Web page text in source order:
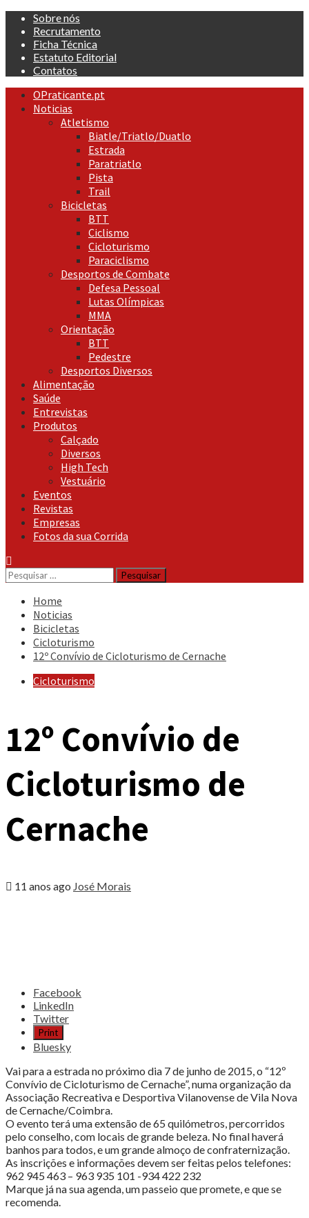
Skip
content
Sobre nós
Recrutamento
Ficha Técnica
Estatuto Editorial
Contatos
Primary
Menu
OPraticante.pt
Noticias
Atletismo
Biatle/Triatlo/Duatlo
Estrada
Paratriatlo
Pista
Trail
Bicicletas
BTT
Ciclismo
Cicloturismo
Paraciclismo
Desportos de Combate
Defesa Pessoal
Lutas Olímpicas
MMA
Orientação
BTT
Pedestre
Desportos Diversos
Alimentação
Saúde
Entrevistas
Produtos
Calçado
Diversos
High Tech
Vestuário
Eventos
Revistas
Empresas
Fotos da sua Corrida
Pesquisar
por:
Home
Noticias
Bicicletas
Cicloturismo
12º Convívio de Cicloturismo de Cernache
Cicloturismo
12º Convívio de
Cicloturismo de
Cernache
11 anos ago José Morais
Cicloturismo
Cernache"
Facebook
LinkedIn
Twitter
Print
Bluesky
Vai para a estrada no próximo dia 7 de junho de 2015, o “12º
Convívio de Cicloturismo de Cernache”, numa organização da
Associação Recreativa e Desportiva Vilanovense de Vila Nova
de Cernache/Coimbra.
O evento terá uma extensão de 65 quilómetros, percorridos
pelo conselho, com locais de grande beleza. No final haverá
banhos para todos, e um grande almoço de confraternização.
As inscrições e informações devem ser feitas pelos telefones:
962 945 463 – 963 935 101 -934 422 232
Marque já na sua agenda, um passeio que promete, e que se
recomenda.